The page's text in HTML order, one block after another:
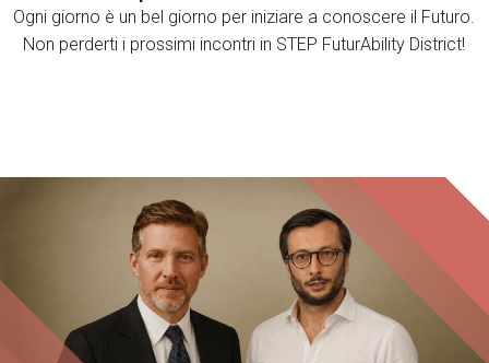
Ogni giorno è un bel giorno per iniziare a conoscere il Futuro.
Non perderti i prossimi incontri in STEP FuturAbility District!